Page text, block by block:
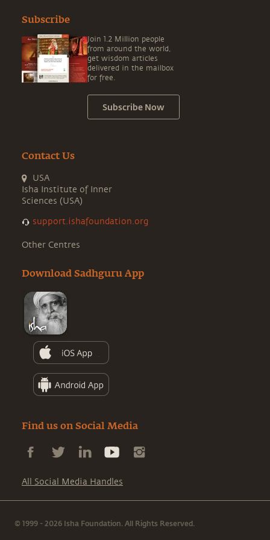
Subscribe
Join 1.2 Million people
from around the world,
get wisdom articles
delivered in the mailbox
for free.
Subscribe Now
Contact Us
USA
Isha Institute of Inner
Sciences (USA)
support.ishafoundation.org
Other Centres
Download Sadhguru App
Find us on Social Media
All Social Media Handles
© 1999 - 2026 Isha Foundation. All Rights Reserved.